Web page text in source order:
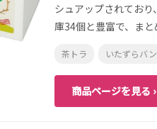
シュアップされてお
庫34個と豊富で、まと
茶トラ いたずらバ
商品ページを見る ›